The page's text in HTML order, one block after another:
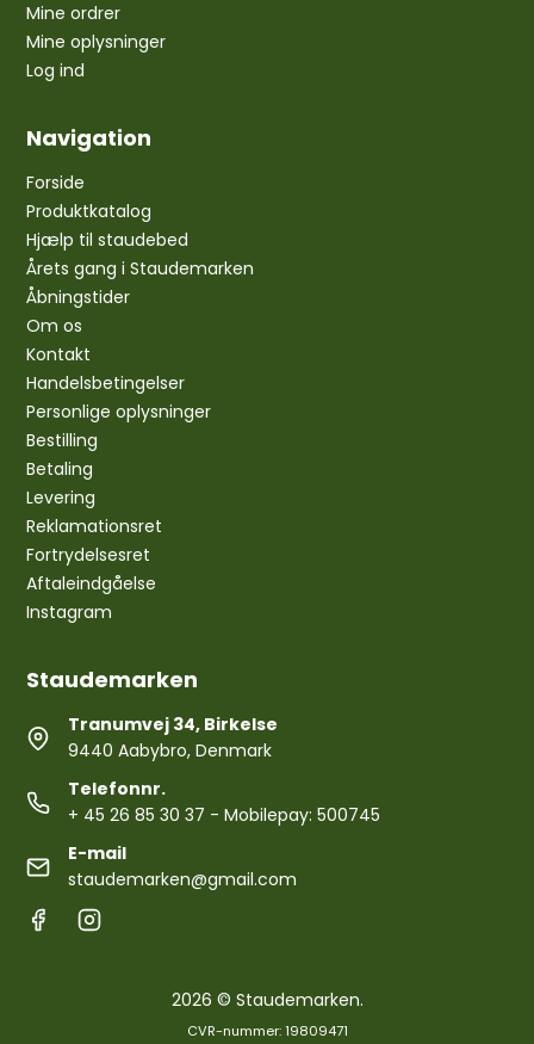
Mine ordrer
Mine oplysninger
Log ind
Navigation
Forside
Produktkatalog
Hjælp til staudebed
Årets gang i Staudemarken
Åbningstider
Om os
Kontakt
Handelsbetingelser
Personlige oplysninger
Bestilling
Betaling
Levering
Reklamationsret
Fortrydelsesret
Aftaleindgåelse
Instagram
Staudemarken
Tranumvej 34, Birkelse
9440 Aabybro, Denmark
Telefonnr.
+ 45 26 85 30 37 - Mobilepay: 500745
E-mail
staudemarken@gmail.com
2026 © Staudemarken.
CVR-nummer: 19809471